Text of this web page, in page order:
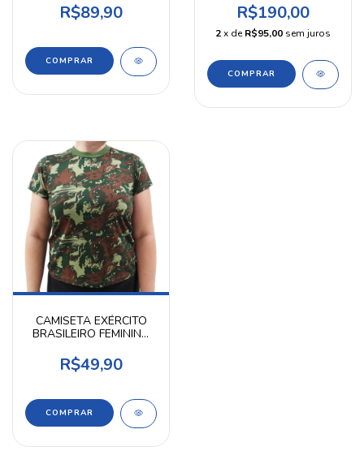
R$89,90
COMPRAR
R$190,00
2x deR$95,00 sem juros
COMPRAR
CAMISETA EXÉRCITO
BRASILEIRO FEMININA
R$49,90
COMPRAR